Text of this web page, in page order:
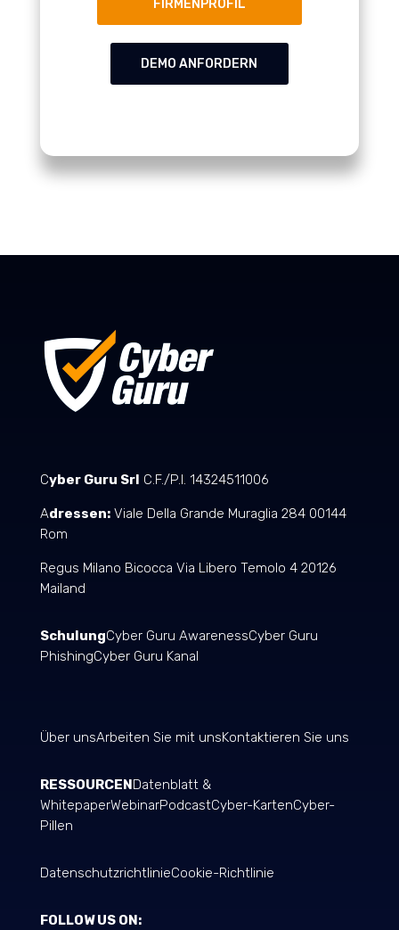
FIRMENPROFIL
DEMO ANFORDERN
Cyber Guru Srl C.F./P.I. 14324511006
Adressen:Viale Della Grande Muraglia 284 00144
Rom
Regus Milano Bicocca Via Libero Temolo 4 20126
Mailand
SchulungCyber Guru AwarenessCyber Guru
PhishingCyber Guru Kanal
Über unsArbeiten Sie mit unsKontaktieren Sie uns
RESSOURCENDatenblatt &
WhitepaperWebinarPodcastCyber-KartenCyber-
Pillen
DatenschutzrichtlinieCookie-Richtlinie
FOLLOW US ON: